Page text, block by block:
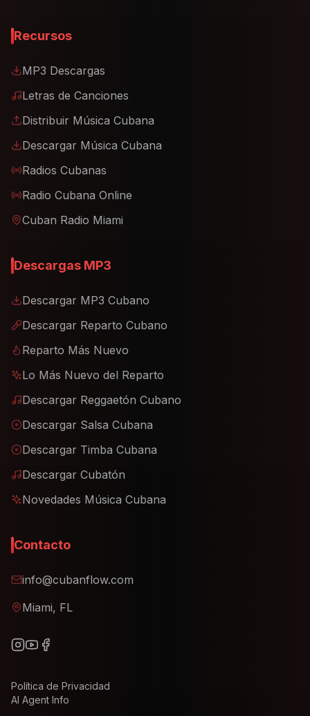
Recursos
MP3 Descargas
Letras de Canciones
Distribuir Música Cubana
Descargar Música Cubana
Radios Cubanas
Radio Cubana Online
Cuban Radio Miami
Descargas MP3
Descargar MP3 Cubano
Descargar Reparto Cubano
Reparto Más Nuevo
Lo Más Nuevo del Reparto
Descargar Reggaetón Cubano
Descargar Salsa Cubana
Descargar Timba Cubana
Descargar Cubatón
Novedades Música Cubana
Contacto
info@cubanflow.com
Miami, FL
Política de Privacidad
AI Agent Info